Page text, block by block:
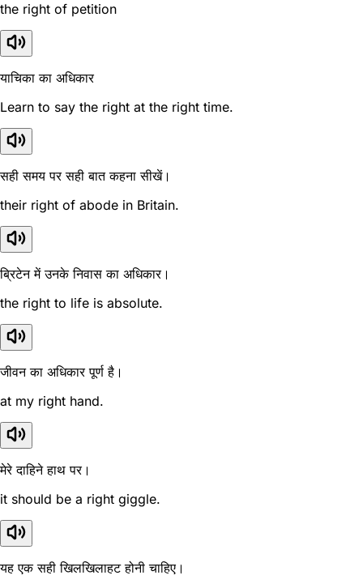
the right of petition
याचिका का अधिकार
Learn to say the right at the right time.
सही समय पर सही बात कहना सीखें।
their right of abode in Britain.
ब्रिटेन में उनके निवास का अधिकार।
the right to life is absolute.
जीवन का अधिकार पूर्ण है।
at my right hand.
मेरे दाहिने हाथ पर।
it should be a right giggle.
यह एक सही खिलखिलाहट होनी चाहिए।